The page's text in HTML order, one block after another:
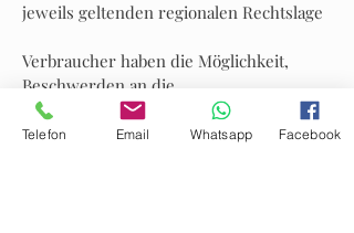
jeweils geltenden regionalen Rechtslage
Verbraucher haben die Möglichkeit,
Beschwerden an die
Streitbeilegungsplattform der EU zu
richten:
http://ec.europa.eu/odr
Telefon Email Whatsapp Facebook